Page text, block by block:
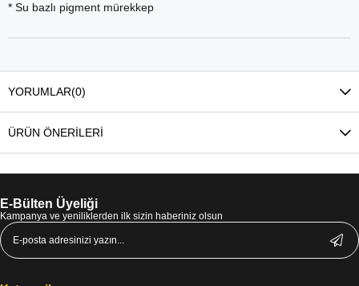
* Su bazlı pigment mürekkep
YORUMLAR(0)
ÜRÜN ÖNERILERI
E-Bülten Üyeliği
Kampanya ve yeniliklerden ilk sizin haberiniz olsun